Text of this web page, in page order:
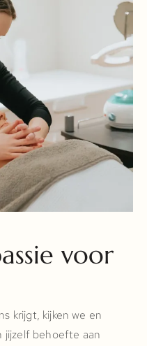
voor
krijgt, kijken we en
jijzelf behoefte aan